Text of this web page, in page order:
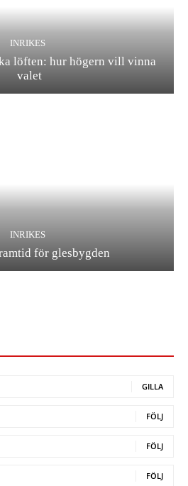
INRIKES
löften: hur högern vill vinna
valet
INRIKES
för glesbygden
GILLA
FÖLJ
FÖLJ
FÖLJ